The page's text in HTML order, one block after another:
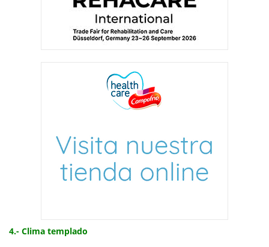
4.- Clima templado